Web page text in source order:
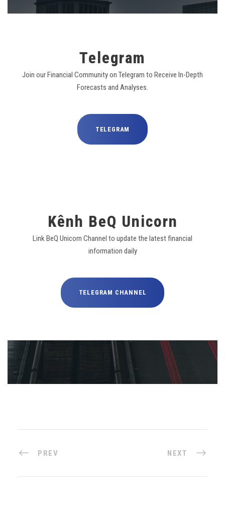
Telegram
Join our Financial Community on Telegram to Receive In-Depth
Forecasts and Analyses.
TELEGRAM
Kênh BeQ Unicorn
Link BeQ Unicorn Channel to update the latest financial
information daily
TELEGRAM CHANNEL
PREV NEXT